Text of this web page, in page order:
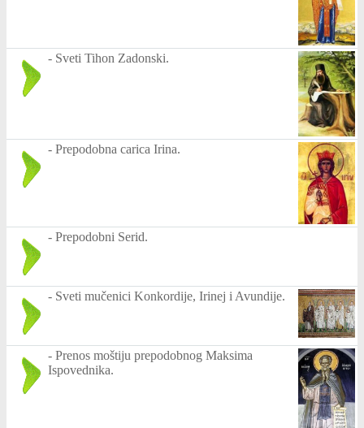
- Sveti Tihon Zadonski.
- Prepodobna carica Irina.
- Prepodobni Serid.
- Sveti mučenici Konkordije, Irinej i Avundije.
- Prenos moštiju prepodobnog Maksima
Ispovednika.